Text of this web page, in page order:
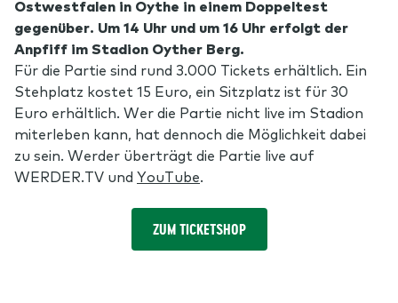
Ostwestfalen in Oythe in einem Doppeltest
gegenüber. Um 14 Uhr und um 16 Uhr erfolgt der
Anpfiff im Stadion Oyther Berg.
Für die Partie sind rund 3.000 Tickets erhältlich. Ein
Stehplatz kostet 15 Euro, ein Sitzplatz ist für 30
Euro erhältlich. Wer die Partie nicht live im Stadion
miterleben kann, hat dennoch die Möglichkeit dabei
zu sein. Werder überträgt die Partie live auf
WERDER.TV und YouTube.
ZUM TICKETSHOP